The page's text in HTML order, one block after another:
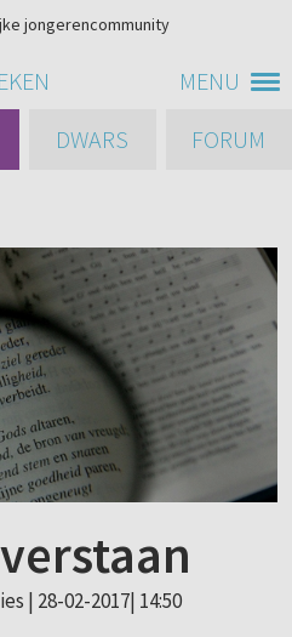
MENU
jongerencommunity
DWARS FORUM
| 28-02-2017| 14:50